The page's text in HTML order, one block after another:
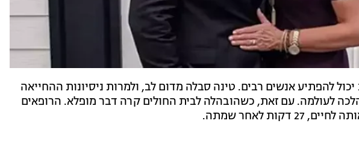
להפתיע אנשים רבים. טינה סבלה מדום לב, ולמרות ניסיונות ההחייאה
לעולמה. עם זאת, כשהובהלה לבית החולים קרה דבר מופלא. הרופאים
לאחר שמתה.